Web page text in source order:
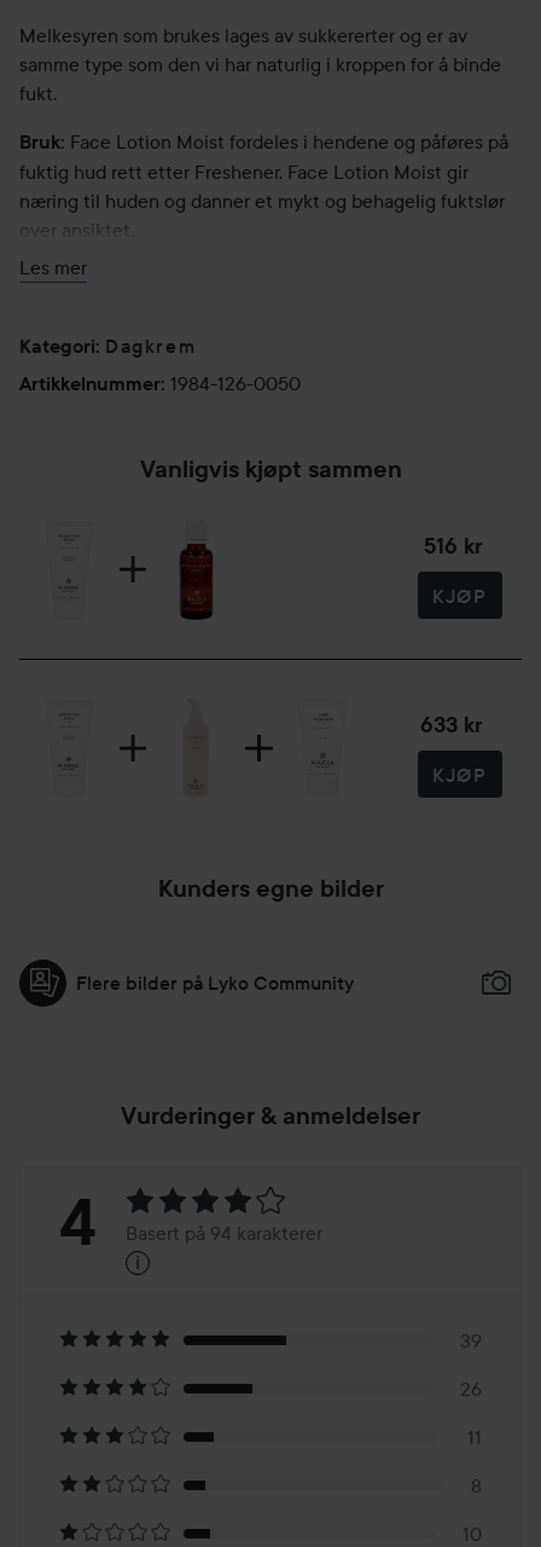
Melkesyren som brukes lages av sukkererter og er av
samme type som den vi har naturlig i kroppen for å binde
fukt.
Bruk: Face Lotion Moist fordeles i hendene og påføres på
fuktig hud rett etter Freshener. Face Lotion Moist gir
næring til huden og danner et mykt og behagelig fuktslør
over ansiktet.
Face Lotion Moist skal ikke brukes rundt øynene.
ytterligere forsterke effekten på tørr hud.
Les mer
Kategori: Dagkrem
Artikkelnummer: 1984-126-0050
Vanligvis kjøpt sammen
516 kr
KJØP
633 kr
KJØP
Kunders egne bilder
Flere bilder på Lyko Community
Vurderinger & anmeldelser
Vurdering:
Basert
på
94
karakterer
4 Basert på 94 karakterer
i
39
26
11
8
10